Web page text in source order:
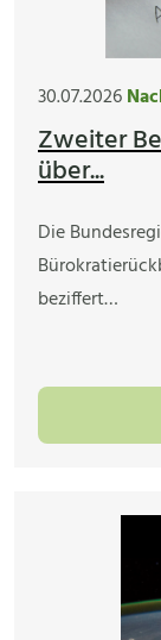
30.07.2026
Zweiter
über...
Die
beziffert…